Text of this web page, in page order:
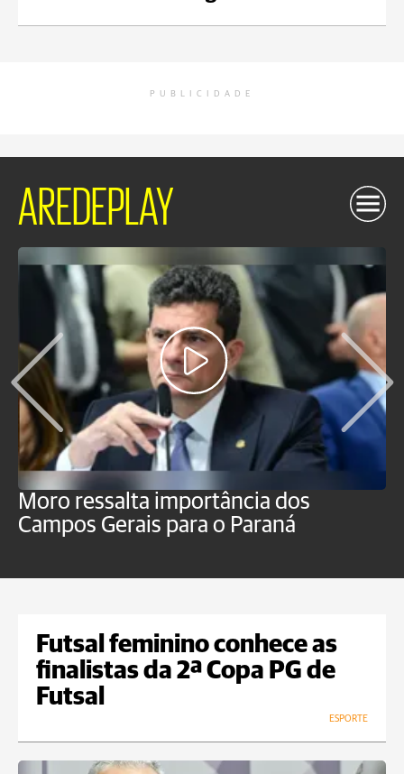
PUBLICIDADE
AREDEPLAY
Moro ressalta importância dos
Campos Gerais para o Paraná
Futsal feminino conhece as
finalistas da 2ª Copa PG de
Futsal
ESPORTE